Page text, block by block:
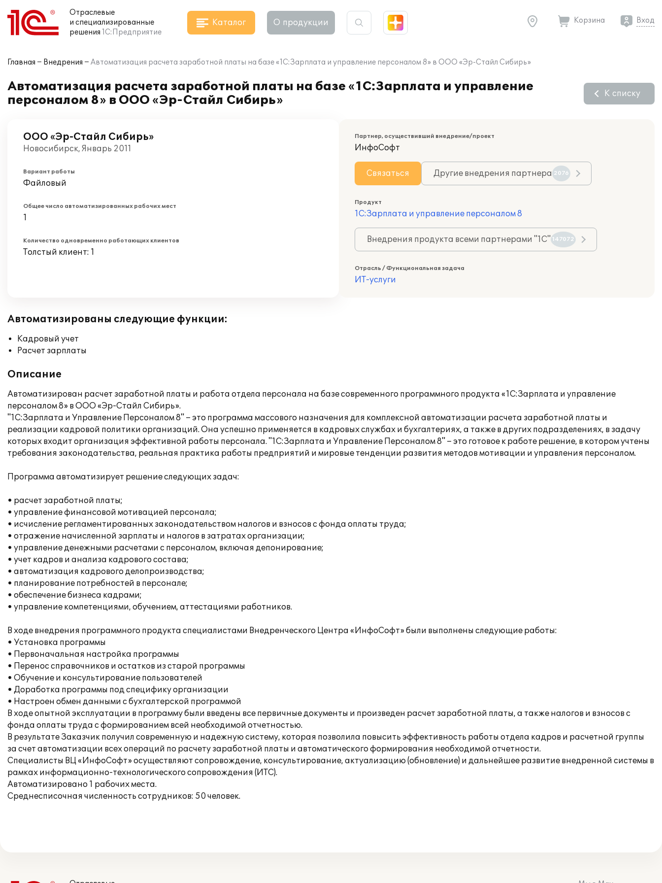
Отраслевые
и специализированные
решения 1С:Предприятие
Каталог О продукции Корзина Вход
Главная Внедрения Автоматизация расчета заработной платы на базе «1С:Зарплата и управление персоналом 8» в ООО «Эр-Стайл Сибирь»
Автоматизация расчета заработной платы на базе «1С:Зарплата и управление
персоналом 8» в ООО «Эр-Стайл Сибирь»
К списку
ООО «Эр-Стайл Сибирь»
Новосибирск, Январь 2011
Вариант работы
Файловый
Общее число автоматизированных рабочих мест
1
Количество одновременно работающих клиентов
Толстый клиент: 1
Партнер, осуществивший внедрение/проект
ИнфоСофт
Связаться Другие внедрения партнера 2076
Продукт
1С:Зарплата и управление персоналом 8
Внедрения продукта всеми партнерами "1С" 147072
Отрасль / Функциональная задача
ИТ-услуги
Автоматизированы следующие функции:
Кадровый учет
Расчет зарплаты
Описание
Автоматизирован расчет заработной платы и работа отдела персонала на базе современного программного продукта «1С:Зарплата и управление
персоналом 8» в ООО «Эр-Стайл Сибирь».
"1С:Зарплата и Управление Персоналом 8" – это программа массового назначения для комплексной автоматизации расчета заработной платы и
реализации кадровой политики организаций. Она успешно применяется в кадровых службах и бухгалтериях, а также в других подразделениях, в задачу
которых входит организация эффективной работы персонала. "1С:Зарплата и Управление Персоналом 8" – это готовое к работе решение, в котором учтены
требования законодательства, реальная практика работы предприятий и мировые тенденции развития методов мотивации и управления персоналом.
Программа автоматизирует решение следующих задач:
• расчет заработной платы;
• управление финансовой мотивацией персонала;
• исчисление регламентированных законодательством налогов и взносов с фонда оплаты труда;
• отражение начисленной зарплаты и налогов в затратах организации;
• управление денежными расчетами с персоналом, включая депонирование;
• учет кадров и анализа кадрового состава;
• автоматизация кадрового делопроизводства;
• планирование потребностей в персонале;
• обеспечение бизнеса кадрами;
• управление компетенциями, обучением, аттестациями работников.
В ходе внедрения программного продукта специалистами Внедренческого Центра «ИнфоСофт» были выполнены следующие работы:
• Установка программы
• Первоначальная настройка программы
• Перенос справочников и остатков из старой программы
• Обучение и консультирование пользователей
• Доработка программы под специфику организации
• Настроен обмен данными с бухгалтерской программой
В ходе опытной эксплуатации в программу были введены все первичные документы и произведен расчет заработной платы, а также налогов и взносов с
фонда оплаты труда с формированием всей необходимой отчетностью.
В результате Заказчик получил современную и надежную систему, которая позволила повысить эффективность работы отдела кадров и расчетной группы
за счет автоматизации всех операций по расчету заработной платы и автоматического формирования необходимой отчетности.
Специалисты ВЦ «ИнфоСофт» осуществляют сопровождение, консультирование, актуализацию (обновление) и дальнейшее развитие внедренной системы в
рамках информационно-технологического сопровождения (ИТС).
Автоматизировано 1 рабочих места.
Среднесписочная численность сотрудников: 50 человек.